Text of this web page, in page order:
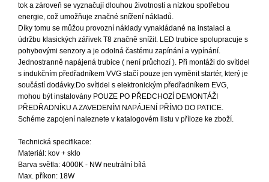
tok a zároveň se vyznačují dlouhou životností a nízkou spotřebou
energie, což umožňuje značné snížení nákladů.
Díky tomu se můžou provozní náklady vynakládané na instalaci a
údržbu klasických zářivek T8 značně snížit. LED trubice spolupracuje s
pohybovými senzory a je odolná častému zapínání a vypínání.
Jednostranně napájená trubice ( není průchozí ). Při montáži do svítidel
s indukčním předřadníkem VVG stačí pouze jen vyměnit startér, který je
součástí dodávky.Do svítidel s elektronickým předřadníkem EVG,
mohou být instalovány POUZE PO PŘEDCHOZÍ DEMONTÁŽI
PŘEDŘADNÍKU A ZAVEDENÍM NAPÁJENÍ PŘÍMO DO PATICE.
Schéme zapojení naleznete v katalogovém listu v příloze ke zboží.
Technická specifikace:
Materiál: kov + sklo
Barva světla: 4000K - NW neutrální bílá
Max. příkon: 18W